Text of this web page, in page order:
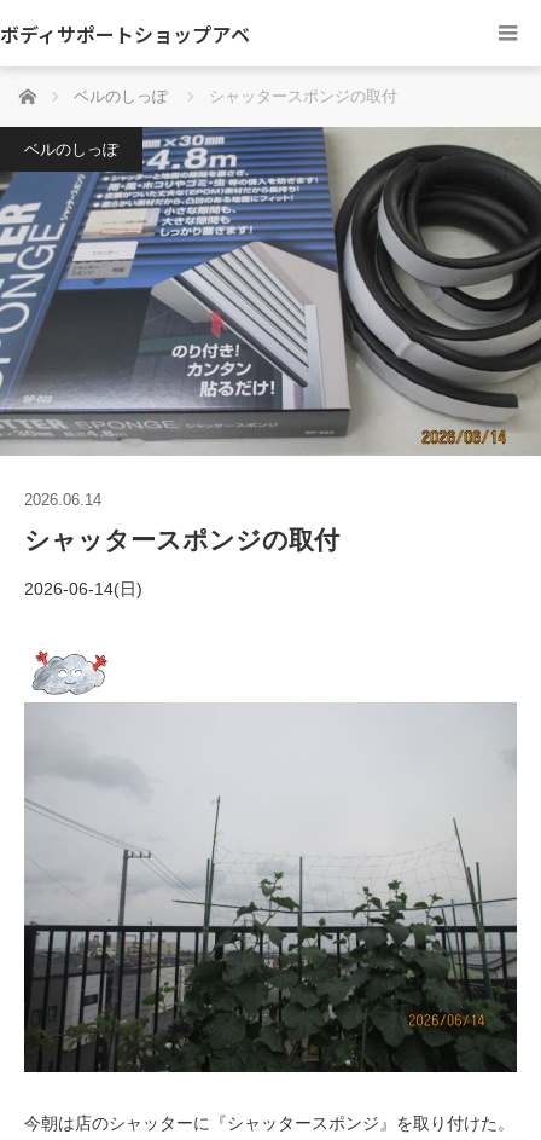
ボディサポートショップアベ
ホーム ベルのしっぽ シャッタースポンジの取付
ベルのしっぽ
2026.06.14
シャッタースポンジの取付
2026-06-14(日)
今朝は店のシャッターに『シャッタースポンジ』を取り付けた。